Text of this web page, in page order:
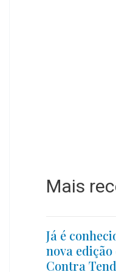
Mais
Já é
nova
Contra